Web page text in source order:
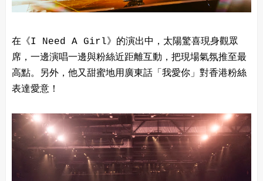
在《I Need A Girl》的演出中，太陽驚喜現身觀眾
席，一邊演唱一邊與粉絲近距離互動，把現場氣氛推至最
高點。另外，他又甜蜜地用廣東話「我愛你」對香港粉絲
表達愛意！